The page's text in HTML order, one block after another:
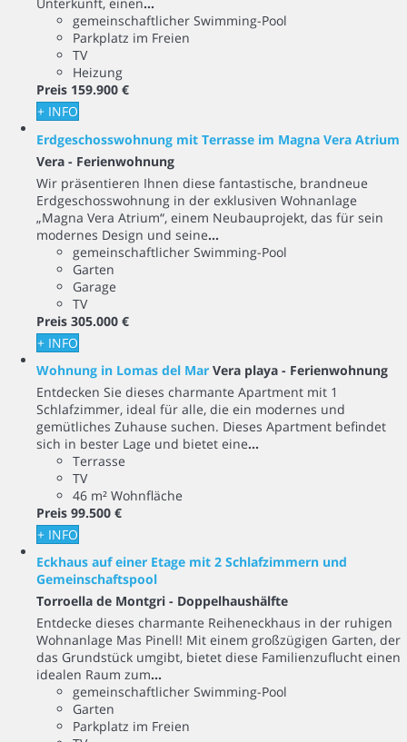
gemeinschaftlicher Swimming-Pool
Parkplatz im Freien
TV
Heizung
Preis 159.900 €
+ INFO
Erdgeschosswohnung mit Terrasse im Magna Vera Atrium
Vera - Ferienwohnung
Wir präsentieren Ihnen diese fantastische, brandneue
Erdgeschosswohnung in der exklusiven Wohnanlage
„Magna Vera Atrium“, einem Neubauprojekt, das für sein
modernes Design und seine...
gemeinschaftlicher Swimming-Pool
Garten
Garage
TV
Preis 305.000 €
+ INFO
Wohnung in Lomas del Mar Vera playa - Ferienwohnung
Entdecken Sie dieses charmante Apartment mit 1
Schlafzimmer, ideal für alle, die ein modernes und
gemütliches Zuhause suchen. Dieses Apartment befindet
sich in bester Lage und bietet eine...
Terrasse
TV
46 m² Wohnfläche
Preis 99.500 €
+ INFO
Eckhaus auf einer Etage mit 2 Schlafzimmern und
Gemeinschaftspool
Torroella de Montgri - Doppelhaushälfte
Entdecke dieses charmante Reiheneckhaus in der ruhigen
Wohnanlage Mas Pinell! Mit einem großzügigen Garten, der
das Grundstück umgibt, bietet diese Familienzuflucht einen
idealen Raum zum...
gemeinschaftlicher Swimming-Pool
Garten
Parkplatz im Freien